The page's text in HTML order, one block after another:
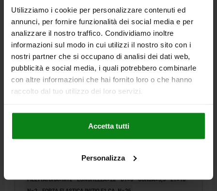
Utilizziamo i cookie per personalizzare contenuti ed
annunci, per fornire funzionalità dei social media e per
analizzare il nostro traffico. Condividiamo inoltre
informazioni sul modo in cui utilizzi il nostro sito con i
nostri partner che si occupano di analisi dei dati web,
pubblicità e social media, i quali potrebbero combinarle
con altre informazioni che hai fornito loro o che hanno
raccolto dal tuo utilizzo dei loro servizi.
Accetta tutti
Personalizza
2,20 €
+ IVA
più le spese di spedizione
DETTAGLI
03021 VF
PRESSORE A MOLLA FORZA ELASTICA POTENZIATA,
COMP:PERNO IN ACCIAIO
FILETTATURA=M12 LUNGHEZZA=22 D1=6 CORSA=3,5 L1=10